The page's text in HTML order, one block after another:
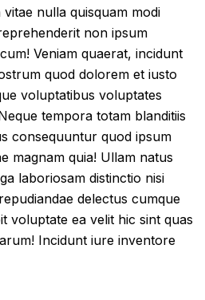
nulla quisquam modi
non ipsum
Veniam quaerat, incidunt
quod dolorem et iusto
voluptatibus voluptates
tempora totam blanditiis
consequuntur quod ipsum
magnam quia! Ullam natus
laboriosam distinctio nisi
delectus cumque
voluptate ea velit hic sint quas
Incidunt iure inventore